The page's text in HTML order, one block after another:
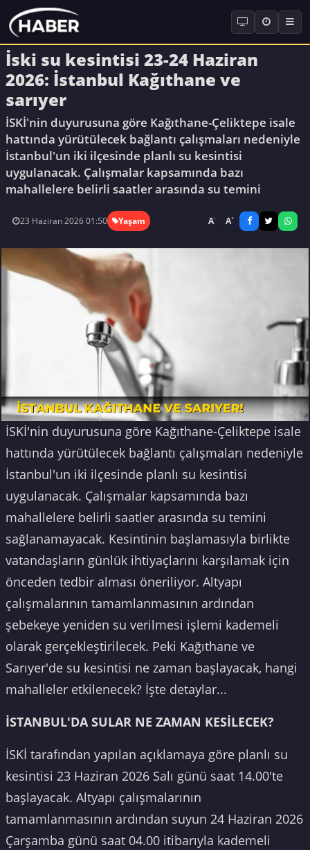
İski su kesintisi 23-24 Haziran
2026: İstanbul Kağıthane ve
sarıyer
İSKİ'nin duyurusuna göre Kağıthane-Çeliktepe isale
hattında yürütülecek bağlantı çalışmaları nedeniyle
İstanbul'un iki ilçesinde planlı su kesintisi
uygulanacak. Çalışmalar kapsamında bazı
mahallelere belirli saatler arasında su temini
23 Haziran 2026 01:50 Yaşam A- A+
İSKİ'nin duyurusuna göre Kağıthane-Çeliktepe isale
hattında yürütülecek bağlantı çalışmaları nedeniyle
İstanbul'un iki ilçesinde planlı su kesintisi
uygulanacak. Çalışmalar kapsamında bazı
mahallelere belirli saatler arasında su temini
sağlanamayacak. Kesintinin başlamasıyla birlikte
vatandaşların günlük ihtiyaçlarını karşılamak için
önceden tedbir alması öneriliyor. Altyapı
çalışmalarının tamamlanmasının ardından
şebekeye yeniden su verilmesi işlemi kademeli
olarak gerçekleştirilecek. Peki Kağıthane ve
Sarıyer'de su kesintisi ne zaman başlayacak, hangi
mahalleler etkilenecek? İşte detaylar...
İSTANBUL'DA SULAR NE ZAMAN KESİLECEK?
İSKİ tarafından yapılan açıklamaya göre planlı su
kesintisi 23 Haziran 2026 Salı günü saat 14.00'te
başlayacak. Altyapı çalışmalarının
tamamlanmasının ardından suyun 24 Haziran 2026
Çarşamba günü saat 04.00 itibarıyla kademeli